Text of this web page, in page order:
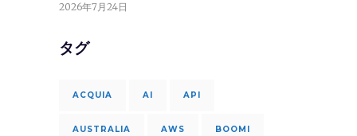
2026年7月24日
タグ
ACQUIA AI API
AUSTRALIA AWS BOOMI